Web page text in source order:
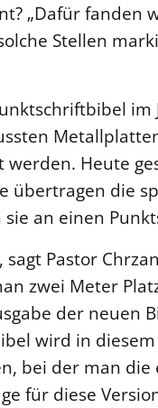
„Dafür fanden
Stellen
im
werden. Heute
übertragen die
an einen
Pastor
zwei Meter
der neuen
wird in
bei der man
für diese